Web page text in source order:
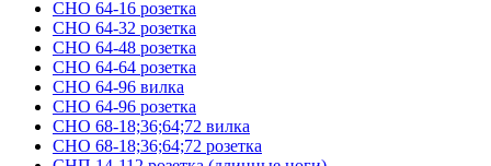
СНО 64-16 розетка
СНО 64-32 розетка
СНО 64-48 розетка
СНО 64-64 розетка
СНО 64-96 вилка
СНО 64-96 розетка
СНО 68-18;36;64;72 вилка
СНО 68-18;36;64;72 розетка